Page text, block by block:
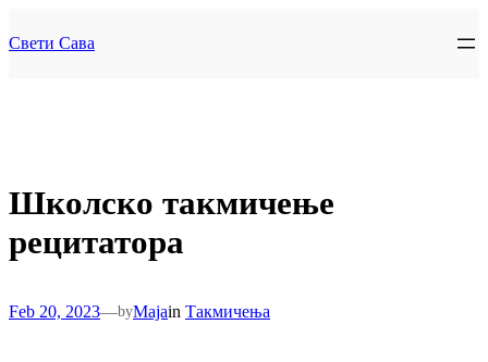
to
content
Свети Сава
Школско такмичење
рецитатора
Feb 20, 2023—byMajain Такмичења